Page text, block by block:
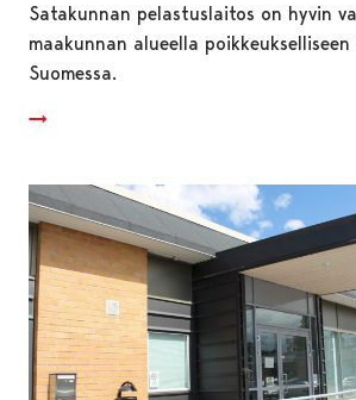
Satakunnan pelastuslaitos on hyvin
maakunnan alueella
Suomessa.